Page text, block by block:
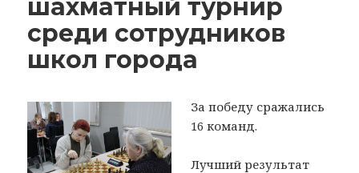
шахматный турнир
среди сотрудников
школ города
За победу сражались
16 команд.
Лучший результат